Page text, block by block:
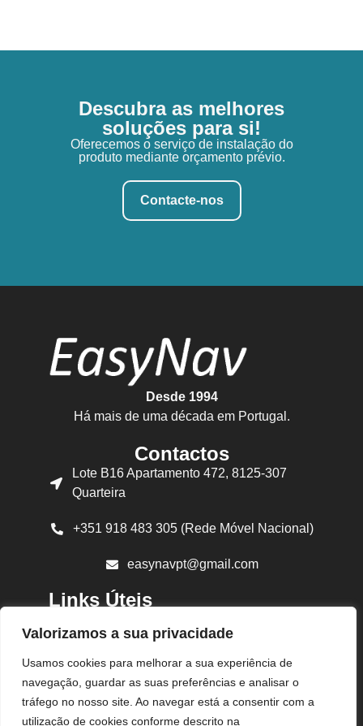
Valorizamos a sua privacidade
Usamos cookies para melhorar a sua experiência de
navegação, guardar as suas preferências e analisar o
tráfego no nosso site. Ao navegar está a consentir com a
utilização de cookies conforme descrito na
Descubra as melhores
soluções para si!
Oferecemos o serviço de instalação do
produto mediante orçamento prévio.
Contacte-nos
Desde 1994
Há mais de uma década em Portugal.
Contactos
Lote B16 Apartamento 472, 8125-307
Quarteira
+351 918 483 305 (Rede Móvel Nacional)
easynavpt@gmail.com
Links Úteis
Política de Privacidade